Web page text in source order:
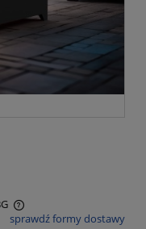
płatności
sprawdź formy dostawy